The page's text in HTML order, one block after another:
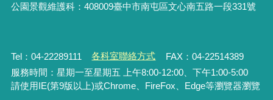
公園景觀維護科：408009臺中市南屯區文心南五路一段331號
Tel：04-22289111 各科室聯絡方式
FAX：04-22514389
服務時間：星期一至星期五 上午8:00-12:00、下午1:00-5:00
請使用IE(第9版以上)或Chrome、FireFox、Edge等瀏覽器瀏覽